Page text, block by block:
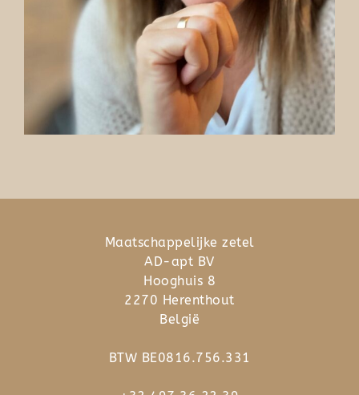
Maatschappelijke zetel
AD-apt BV
Hooghuis 8
2270 Herenthout
België
BTW BE0816.756.331